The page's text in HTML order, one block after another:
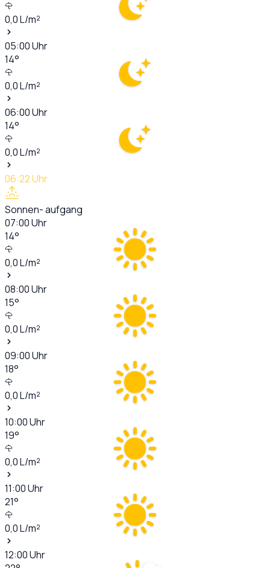
0,0L/m²
05:00Uhr
14°
0,0L/m²
06:00Uhr
14°
0,0L/m²
06:22Uhr
Sonnen- aufgang
07:00Uhr
14°
0,0L/m²
08:00Uhr
15°
0,0L/m²
09:00Uhr
18°
0,0L/m²
10:00Uhr
19°
0,0L/m²
11:00Uhr
21°
0,0L/m²
12:00Uhr